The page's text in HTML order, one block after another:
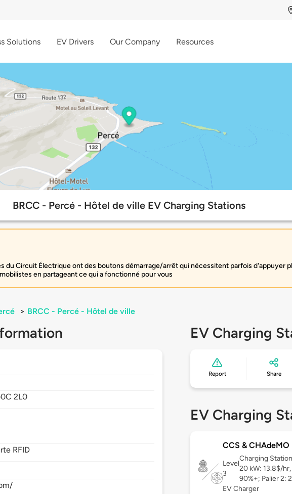
Solutions EV Drivers Our Company Resources
BRCC - Percé - Hôtel de ville EV Charging Stations
du Circuit Électrique ont des boutons démarrage/arrêt qui nécessitent parfois d'appuyer
en partageant ce qui a fonctionné pour vous
> BRCC - Percé - Hôtel de ville
2L0
RFID
EV Charging
Report Share
EV Charging
CCS & CHAdeMO
Level
3
Charging
20 kW: 13.8$/
90%+; Palier 2:
EV Charger